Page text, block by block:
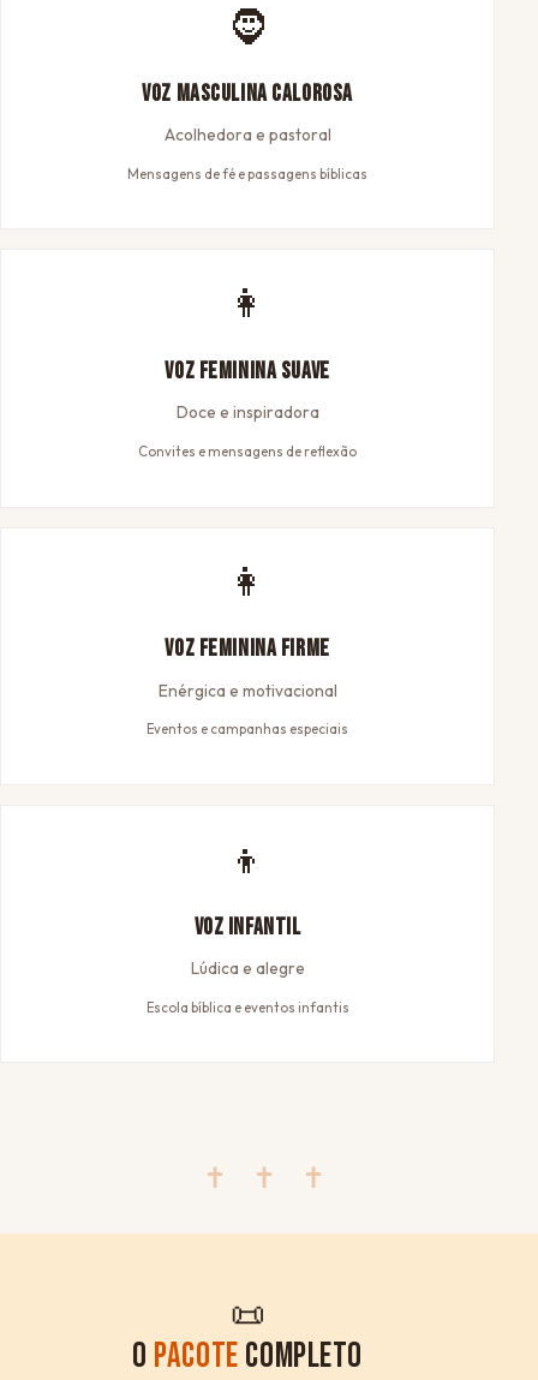
🧔
Voz Masculina Calorosa
Acolhedora e pastoral
Mensagens de fé e passagens bíblicas
👩
Voz Feminina Suave
Doce e inspiradora
Convites e mensagens de reflexão
👩
Voz Feminina Firme
Enérgica e motivacional
Eventos e campanhas especiais
👦
Voz Infantil
Lúdica e alegre
Escola bíblica e eventos infantis
✝ ✝ ✝
📜
O PACOTE COMPLETO